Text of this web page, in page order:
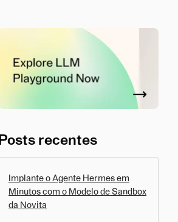
Posts recentes
Implante o Agente Hermes em
Minutos com o Modelo de Sandbox
da Novita